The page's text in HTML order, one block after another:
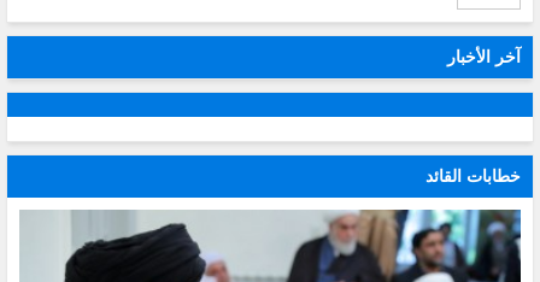
آخر الأخبار
خطابات القائد